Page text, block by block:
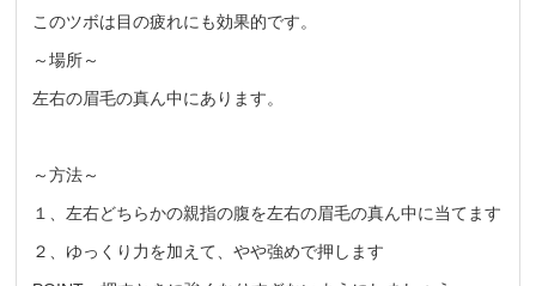
このツボは目の疲れにも効果的です。
～場所～
左右の眉毛の真ん中にあります。
～方法～
１、左右どちらかの親指の腹を左右の眉毛の真ん中に当てます
２、ゆっくり力を加えて、やや強めで押します